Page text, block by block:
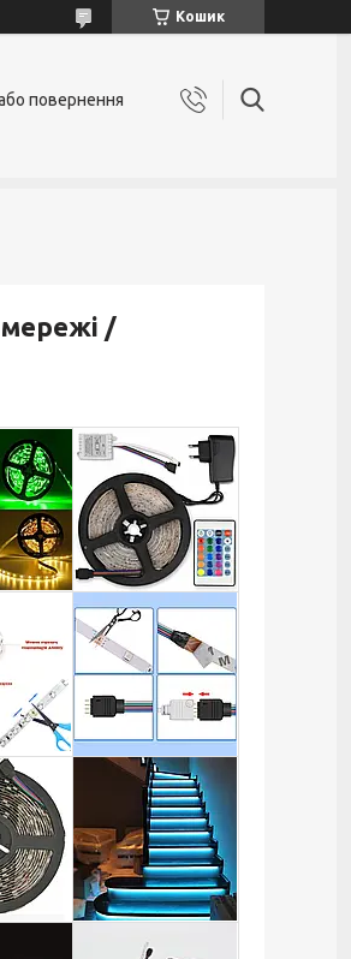
Кошик
повернення
мережі /